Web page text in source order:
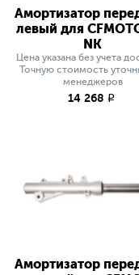
Амортизатор
левый для
NK
Цена указана без учета
Точную стоимость
менеджеров
14 268 q
Амортизатор